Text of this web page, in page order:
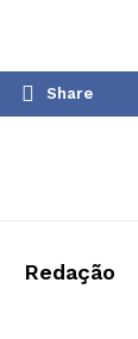
Share
Redação